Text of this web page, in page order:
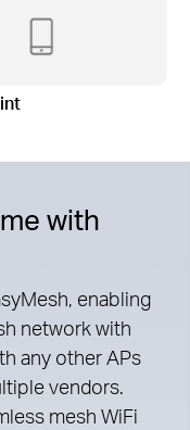
with
enabling
network with
any other APs
vendors.
mesh WiFi